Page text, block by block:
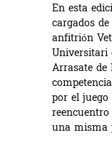
En esta
cargados
anfitrión
Universitari
Arrasate
por el
una misma